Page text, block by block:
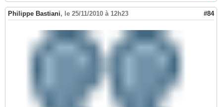
Philippe Bastiani, le 25/11/2010 à 12h23 #84